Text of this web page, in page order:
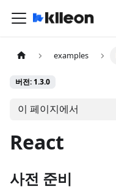
examples
버전: 1.3.0
이 페이지에서
React
사전 준비